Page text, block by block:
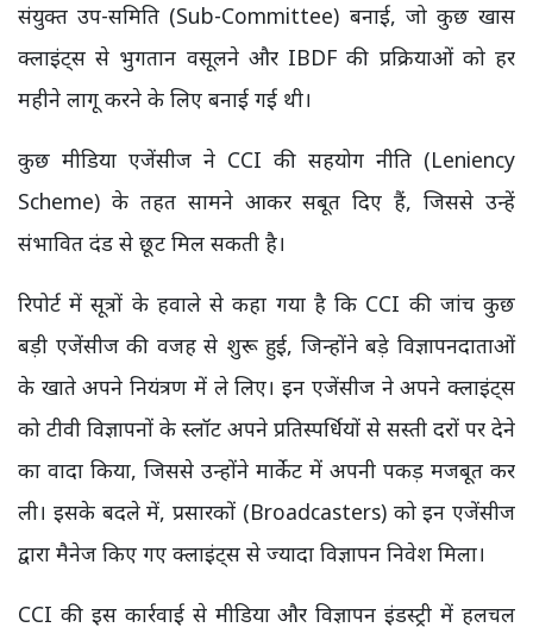
संयुक्त उप-समिति (Sub-Committee) बनाई, जो कुछ खास
क्लाइंट्स से भुगतान वसूलने और IBDF की प्रक्रियाओं को हर
महीने लागू करने के लिए बनाई गई थी।
कुछ मीडिया एजेंसीज ने CCI की सहयोग नीति (Leniency
Scheme) के तहत सामने आकर सबूत दिए हैं, जिससे उन्हें
संभावित दंड से छूट मिल सकती है।
रिपोर्ट में सूत्रों के हवाले से कहा गया है कि CCI की जांच कुछ
बड़ी एजेंसीज की वजह से शुरू हुई, जिन्होंने बड़े विज्ञापनदाताओं
के खाते अपने नियंत्रण में ले लिए। इन एजेंसीज ने अपने क्लाइंट्स
को टीवी विज्ञापनों के स्लॉट अपने प्रतिस्पर्धियों से सस्ती दरों पर देने
का वादा किया, जिससे उन्होंने मार्केट में अपनी पकड़ मजबूत कर
ली। इसके बदले में, प्रसारकों (Broadcasters) को इन एजेंसीज
द्वारा मैनेज किए गए क्लाइंट्स से ज्यादा विज्ञापन निवेश मिला।
CCI की इस कार्रवाई से मीडिया और विज्ञापन इंडस्ट्री में हलचल